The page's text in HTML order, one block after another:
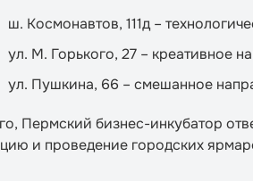
ш. Космонавтов, 111д –
ул. М. Горького, 27 – креативное
ул. Пушкина, 66 – смешанное
Пермский бизнес-инкубатор
и проведение городских